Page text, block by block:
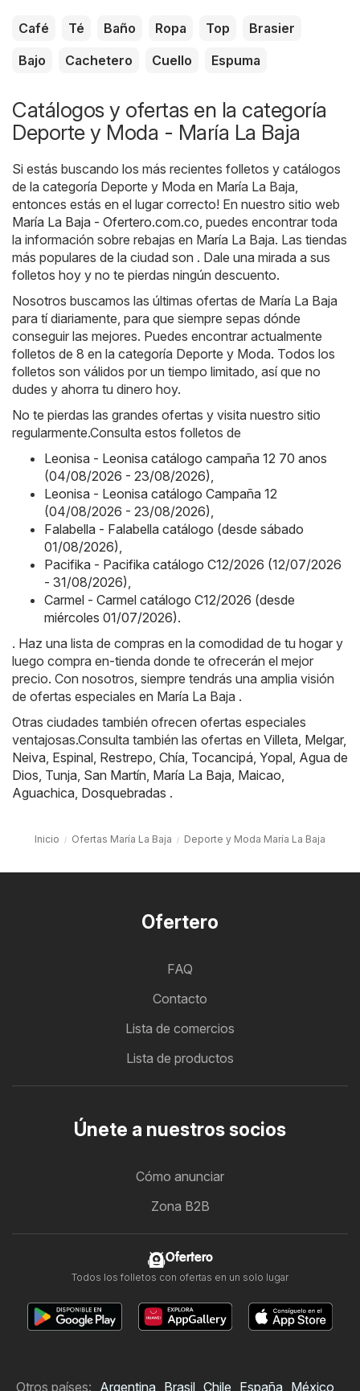
Café Té Baño Ropa Top
Brasier
Bajo
Cachetero Cuello Espuma
Catálogos y ofertas en la categoría
Deporte y Moda - María La Baja
Si estás buscando los más recientes folletos y catálogos
de la categoría Deporte y Moda en María La Baja,
entonces estás en el lugar correcto! En nuestro sitio web
María La Baja - Ofertero.com.co, puedes encontrar toda
la información sobre rebajas en María La Baja. Las tiendas
más populares de la ciudad son . Dale una mirada a sus
folletos hoy y no te pierdas ningún descuento.
Nosotros buscamos las últimas ofertas de María La Baja
para tí diariamente, para que siempre sepas dónde
conseguir las mejores. Puedes encontrar actualmente
folletos de 8 en la categoría Deporte y Moda. Todos los
folletos son válidos por un tiempo limitado, así que no
dudes y ahorra tu dinero hoy.
No te pierdas las grandes ofertas y visita nuestro sitio
regularmente.Consulta estos folletos de
Leonisa - Leonisa catálogo campaña 12 70 anos
(04/08/2026 - 23/08/2026),
Leonisa - Leonisa catálogo Campaña 12
(04/08/2026 - 23/08/2026),
Falabella - Falabella catálogo (desde sábado
01/08/2026),
Pacifika - Pacifika catálogo C12/2026 (12/07/2026
- 31/08/2026),
Carmel - Carmel catálogo C12/2026 (desde
miércoles 01/07/2026).
. Haz una lista de compras en la comodidad de tu hogar y
luego compra en-tienda donde te ofrecerán el mejor
precio. Con nosotros, siempre tendrás una amplia visión
de ofertas especiales en María La Baja .
Otras ciudades también ofrecen ofertas especiales
ventajosas.Consulta también las ofertas en Villeta, Melgar,
Neiva, Espinal, Restrepo, Chía, Tocancipá, Yopal, Agua de
Dios, Tunja, San Martín, María La Baja, Maicao,
Aguachica, Dosquebradas .
Inicio Ofertas María La Baja Deporte y Moda María La Baja
Ofertero
FAQ
Contacto
Lista de comercios
Lista de productos
Únete a nuestros socios
Cómo anunciar
Zona B2B
Ofertero
Todos los folletos con ofertas en un solo lugar
Otros países: Argentina Brasil Chile España México